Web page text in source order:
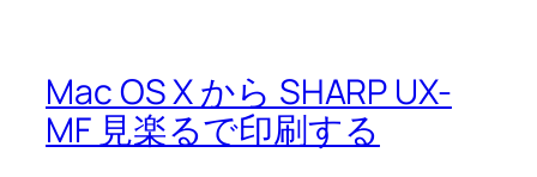
Mac OS X から SHARP UX-
MF 見楽るで印刷する